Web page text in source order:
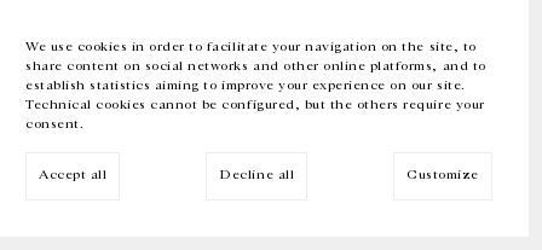
We use cookies in order to facilitate your navigation on the site, to
share content on social networks and other online platforms, and to
establish statistics aiming to improve your experience on our site.
Technical cookies cannot be configured, but the others require your
consent.
Accept all Decline all Customize
EN FR 中文 Facebook Instagram
Inscrivez-vous à notre newsletter